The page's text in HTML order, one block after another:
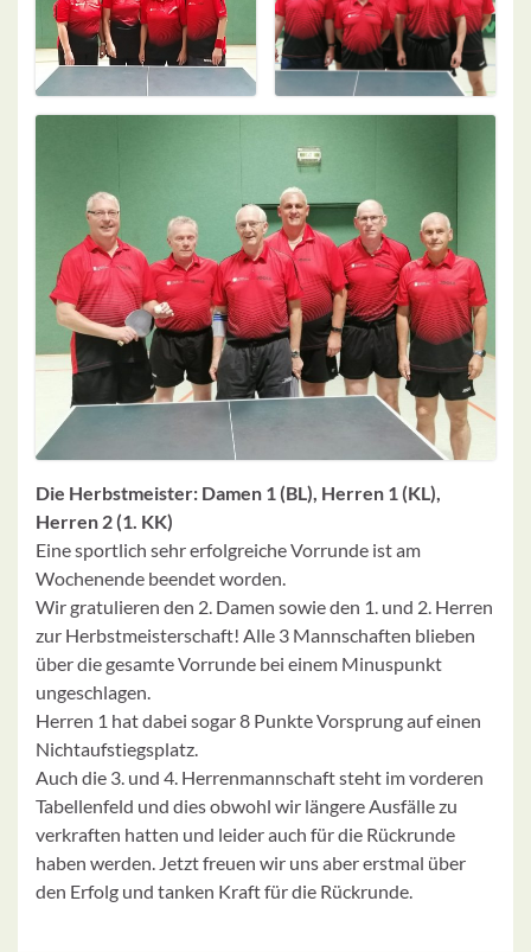
Die Herbstmeister: Damen 1 (BL), Herren 1 (KL),
Herren 2 (1. KK)
Eine sportlich sehr erfolgreiche Vorrunde ist am
Wochenende beendet worden.
Wir gratulieren den 2. Damen sowie den 1. und 2. Herren
zur Herbstmeisterschaft! Alle 3 Mannschaften blieben
über die gesamte Vorrunde bei einem Minuspunkt
ungeschlagen.
Herren 1 hat dabei sogar 8 Punkte Vorsprung auf einen
Nichtaufstiegsplatz.
Auch die 3. und 4. Herrenmannschaft steht im vorderen
Tabellenfeld und dies obwohl wir längere Ausfälle zu
verkraften hatten und leider auch für die Rückrunde
haben werden. Jetzt freuen wir uns aber erstmal über
den Erfolg und tanken Kraft für die Rückrunde.